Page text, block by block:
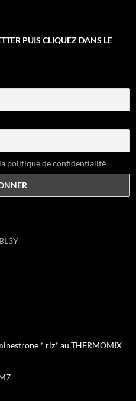
PUIS CLIQUEZ DANS LE
politique de confidentialité
* riz* au THERMOMIX